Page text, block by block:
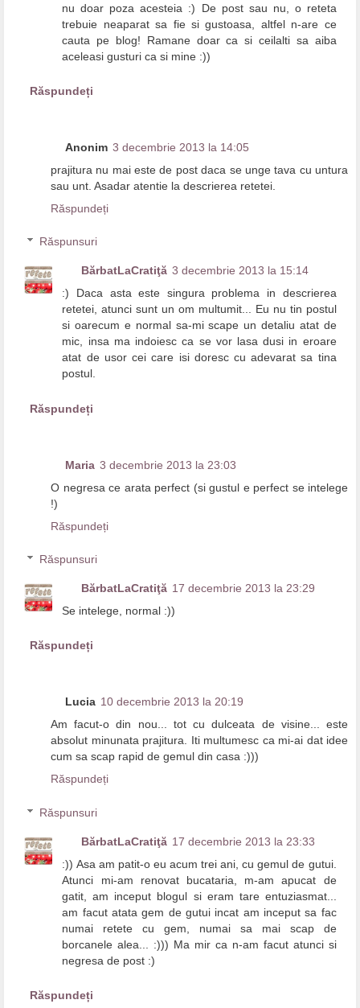
nu doar poza acesteia :) De post sau nu, o reteta
trebuie neaparat sa fie si gustoasa, altfel n-are ce
cauta pe blog! Ramane doar ca si ceilalti sa aiba
aceleasi gusturi ca si mine :))
Răspundeți
Anonim 3 decembrie 2013 la 14:05
prajitura nu mai este de post daca se unge tava cu untura
sau unt. Asadar atentie la descrierea retetei.
Răspundeți
Răspunsuri
BărbatLaCratiţă 3 decembrie 2013 la 15:14
:) Daca asta este singura problema in descrierea
retetei, atunci sunt un om multumit... Eu nu tin postul
si oarecum e normal sa-mi scape un detaliu atat de
mic, insa ma indoiesc ca se vor lasa dusi in eroare
atat de usor cei care isi doresc cu adevarat sa tina
postul.
Răspundeți
Maria 3 decembrie 2013 la 23:03
O negresa ce arata perfect (si gustul e perfect se intelege
!)
Răspundeți
Răspunsuri
BărbatLaCratiţă 17 decembrie 2013 la 23:29
Se intelege, normal :))
Răspundeți
Lucia 10 decembrie 2013 la 20:19
Am facut-o din nou... tot cu dulceata de visine... este
absolut minunata prajitura. Iti multumesc ca mi-ai dat idee
cum sa scap rapid de gemul din casa :)))
Răspundeți
Răspunsuri
BărbatLaCratiţă 17 decembrie 2013 la 23:33
:)) Asa am patit-o eu acum trei ani, cu gemul de gutui.
Atunci mi-am renovat bucataria, m-am apucat de
gatit, am inceput blogul si eram tare entuziasmat...
am facut atata gem de gutui incat am inceput sa fac
numai retete cu gem, numai sa mai scap de
borcanele alea... :))) Ma mir ca n-am facut atunci si
negresa de post :)
Răspundeți